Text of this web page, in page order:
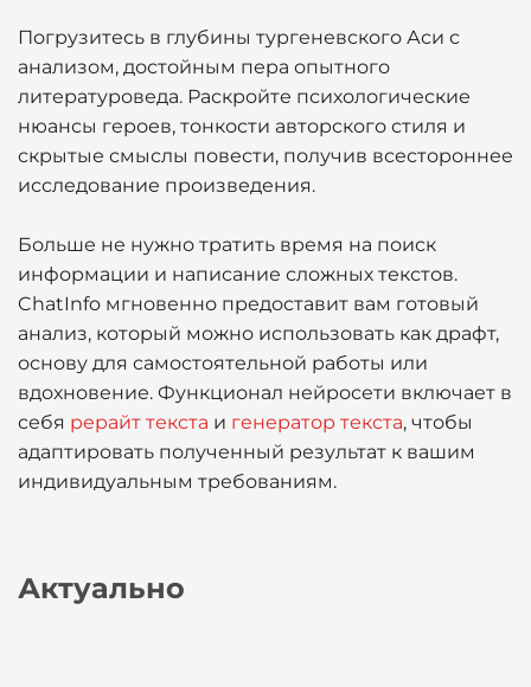
Погрузитесь в глубины тургеневского Аси с
анализом, достойным пера опытного
литературоведа. Раскройте психологические
нюансы героев, тонкости авторского стиля и
скрытые смыслы повести, получив всестороннее
исследование произведения.
Больше не нужно тратить время на поиск
информации и написание сложных текстов.
ChatInfo мгновенно предоставит вам готовый
анализ, который можно использовать как драфт,
основу для самостоятельной работы или
вдохновение. Функционал нейросети включает в
себя рерайт текста и генератор текста, чтобы
адаптировать полученный результат к вашим
индивидуальным требованиям.
Актуально